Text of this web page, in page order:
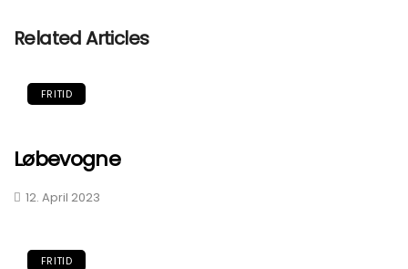
Related Articles
FRITID
Løbevogne
12. April 2023
FRITID